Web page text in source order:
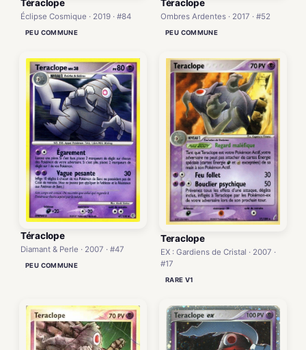
Téraclope
Éclipse Cosmique · 2019 · #84
PEU COMMUNE
Téraclope
Ombres Ardentes · 2017 · #52
PEU COMMUNE
Téraclope
Diamant & Perle · 2007 · #47
PEU COMMUNE
Teraclope
EX : Gardiens de Cristal · 2007 ·
#17
RARE V1